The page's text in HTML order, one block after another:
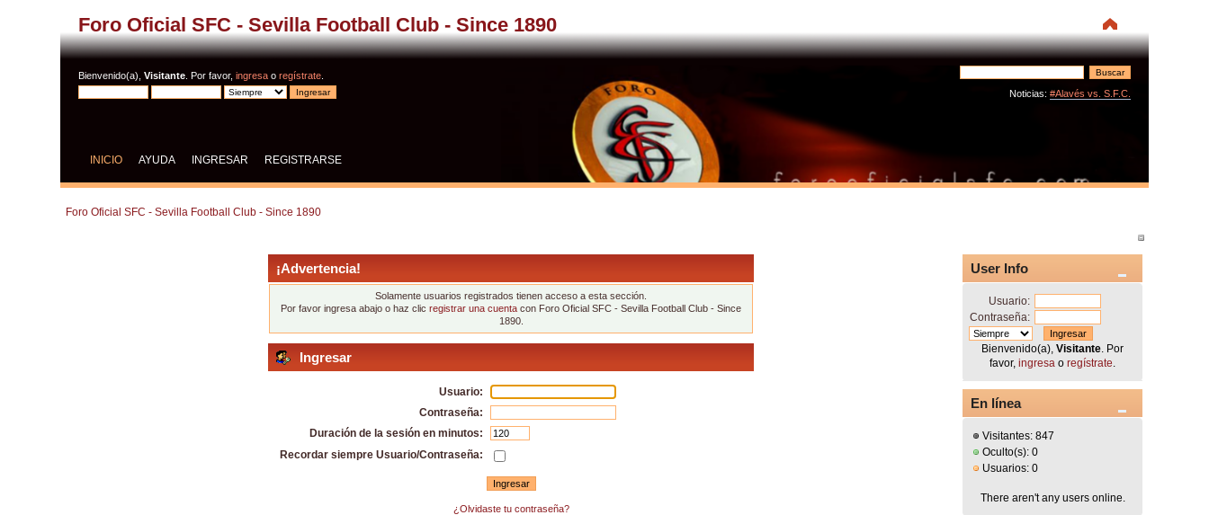
Foro Oficial SFC - Sevilla Football Club - Since 1890
Bienvenido(a),Visitante . Por favor,ingresa oregístrate
Noticias: #Alavés vs. S.F.C.
INICIO AYUDA INGRESAR REGISTRARSE
Foro Oficial SFC - Sevilla Football Club - Since 1890
¡Advertencia!
Solamente usuarios registrados tienen acceso a esta sección.
Por favor ingresa abajo o haz clicregistrar una cuenta con Foro Oficial SFC - Sevilla Football Club - Since
1890.
Ingresar
Usuario:
Contraseña:
Duración de la sesión en minutos:
Recordar siempre Usuario/Contraseña:
¿Olvidaste tu contraseña?
User Info
Usuario:
Contraseña:
Bienvenido(a),Visitante . Por
favor,ingresa oregístrate
En línea
Visitantes: 847
Oculto(s): 0
Usuarios: 0
There aren't any users online.